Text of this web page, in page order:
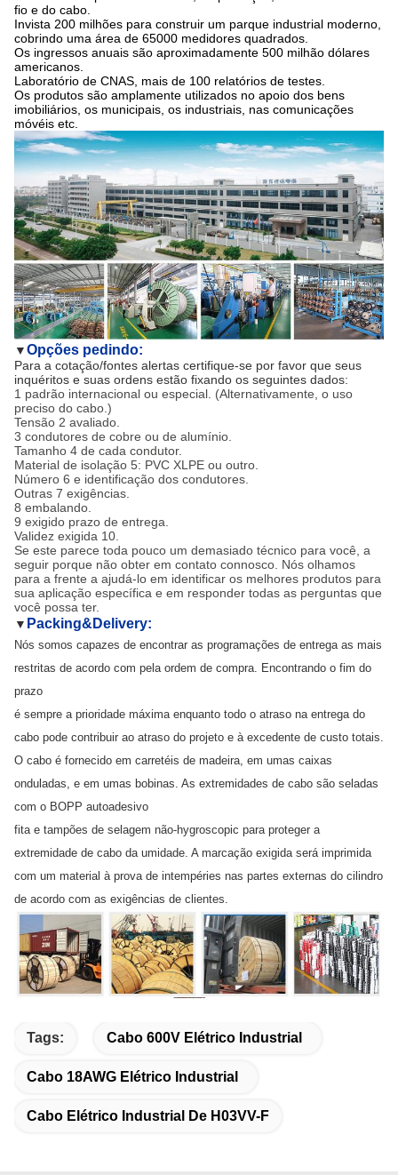
fio e do cabo.
Invista 200 milhões para construir um parque industrial moderno,
cobrindo uma área de 65000 medidores quadrados.
Os ingressos anuais são aproximadamente 500 milhão dólares
americanos.
Laboratório de CNAS, mais de 100 relatórios de testes.
Os produtos são amplamente utilizados no apoio dos bens
imobiliários, os municipais, os industriais, nas comunicações
móvéis etc.
▼Opções pedindo:
Para a cotação/fontes alertas certifique-se por favor que seus
inquéritos e suas ordens estão fixando os seguintes dados:
1 padrão internacional ou especial. (Alternativamente, o uso
preciso do cabo.)
Tensão 2 avaliado.
3 condutores de cobre ou de alumínio.
Tamanho 4 de cada condutor.
Material de isolação 5: PVC XLPE ou outro.
Número 6 e identificação dos condutores.
Outras 7 exigências.
8 embalando.
9 exigido prazo de entrega.
Validez exigida 10.
Se este parece toda pouco um demasiado técnico para você, a
seguir porque não obter em contato connosco. Nós olhamos
para a frente a ajudá-lo em identificar os melhores produtos para
sua aplicação específica e em responder todas as perguntas que
você possa ter.
▼ Packing&Delivery:
Nós somos capazes de encontrar as programações de entrega as mais
restritas de acordo com pela ordem de compra. Encontrando o fim do
prazo
é sempre a prioridade máxima enquanto todo o atraso na entrega do
cabo pode contribuir ao atraso do projeto e à excedente de custo totais.
O cabo é fornecido em carretéis de madeira, em umas caixas
onduladas, e em umas bobinas. As extremidades de cabo são seladas
com o BOPP autoadesivo
fita e tampões de selagem não-hygroscopic para proteger a
extremidade de cabo da umidade. A marcação exigida será imprimida
com um material à prova de intempéries nas partes externas do cilindro
de acordo com as exigências de clientes.
Tags: Cabo 600V Elétrico Industrial
Cabo 18AWG Elétrico Industrial
Cabo Elétrico Industrial De H03VV-F